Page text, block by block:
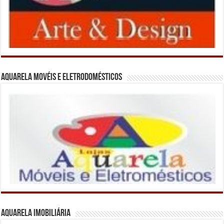
Aquarela Movéis e Eletrodomésticos
Aquarela Imobiliária